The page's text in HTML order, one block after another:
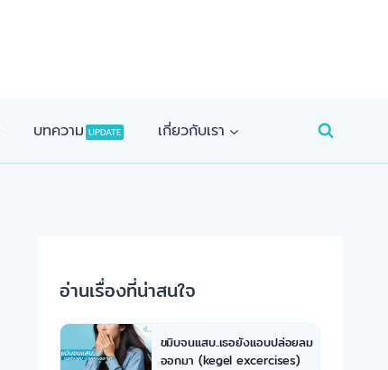
บทความ UPDATE เกี่ยวกับเรา
อ่านเรื่องที่น่าสนใจ
ขมิบจนแสบ..เธอยังแอบปล่อยลม
ออกมา (kegel excercises)